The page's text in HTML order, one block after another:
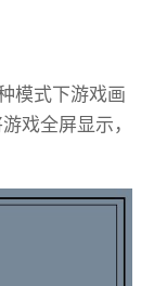
模式下游戏画
戏全屏显示，